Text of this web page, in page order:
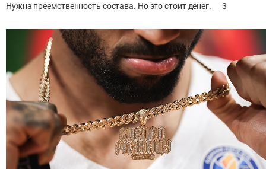
Нужна преемственность состава. Но это стоит денег. 3